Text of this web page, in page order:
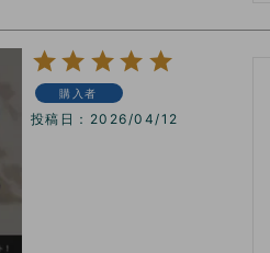
購入者
投稿日 2026/04/12